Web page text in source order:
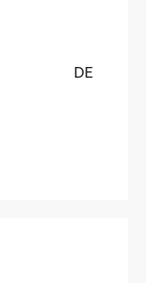
DE